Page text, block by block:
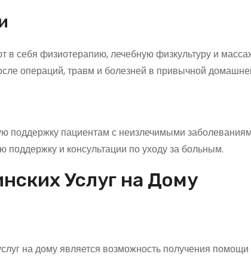
себя физиотерапию, лечебную физкультуру и
операций, травм и болезней в привычной
поддержку пациентам с неизлечимыми
поддержку и консультации по уходу за больным.
Услуг на Дому
на дому является возможность получения